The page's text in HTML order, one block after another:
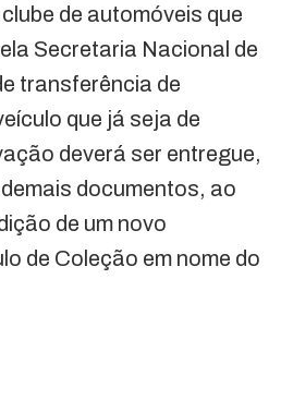
de automóveis que
Secretaria Nacional de
transferência de
que já seja de
deverá ser entregue,
documentos, ao
de um novo
de Coleção em nome do